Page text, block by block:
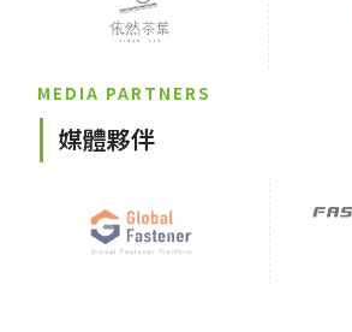
MEDIA PARTNERS
媒體夥伴